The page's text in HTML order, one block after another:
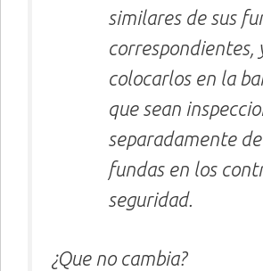
similares de sus
correspondientes,
colocarlos en la
que sean
separadamente
fundas en los
seguridad.
¿Que no cambia?